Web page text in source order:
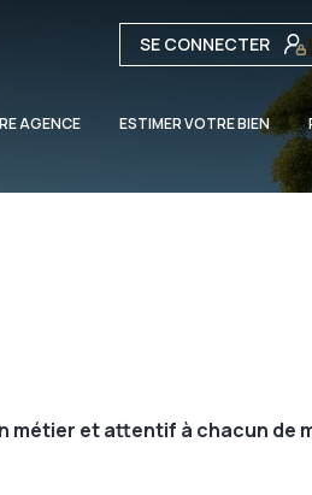
SE CONNECTER
AGENCE ESTIMER VOTRE BIEN
métier et attentif à chacun de